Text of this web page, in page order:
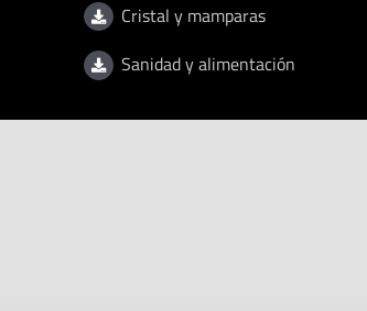
Cristal y mamparas
Sanidad y alimentación